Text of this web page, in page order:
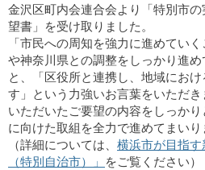
金沢区町内会連合会より「特別市
望書」を受け取りました。
「市民への周知を強力に進めてい
や神奈川県との調整をしっかり進
と、「区役所と連携し、地域にお
す」という力強いお言葉をいただき
いただいたご要望の内容をしっか
に向けた取組を全力で進めてまいり
（詳細については、 横浜市が目指
（特別自治市）」 をご覧ください）